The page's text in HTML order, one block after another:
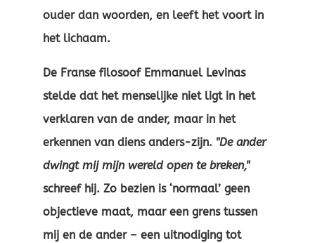
ouder dan woorden, en leeft het voort in
het lichaam.
De Franse filosoof Emmanuel Levinas
stelde dat het menselijke niet ligt in het
verklaren van de ander, maar in het
erkennen van diens anders-zijn. "De ander
dwingt mij mijn wereld open te breken,"
schreef hij. Zo bezien is ‘normaal’ geen
objectieve maat, maar een grens tussen
mij en de ander – een uitnodiging tot